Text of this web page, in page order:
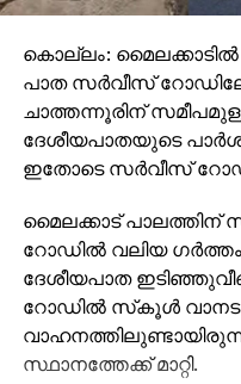
കൊല്ലം: മൈലക്കാടില്‍
പാത സര്‍വീസ്
ചാത്തന്നൂരിന്
ദേശീയപാതയുടെ
ഇതോടെ സര്‍വീസ്
മൈലക്കാട് പാലത്തിന്
റോഡില്‍ വലിയ
ദേശീയപാത
റോഡില്‍ സ്‌കൂള്‍
സ്ഥാനത്തേക്ക് മാറ്റി.